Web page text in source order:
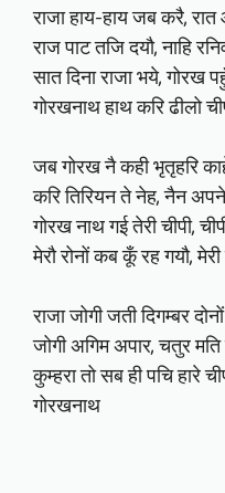
राजा हाय-हाय जब करै,
राज पाट तजि दयौ, नाहि
सात दिना राजा भये, गोरख
गोरखनाथ हाथ करि ढीलो
जब गोरख नै कही भृतृहरि
करि तिरियन ते नेह, नैन
गोरख नाथ गई तेरी चीपी,
मेरौ रोनों कब कूँ रह गयौ, मेरी
राजा जोगी जती दिगम्बर
जोगी अगिम अपार, चतुर मति
कुम्हरा तो सब ही पचि हारे
गोरखनाथ